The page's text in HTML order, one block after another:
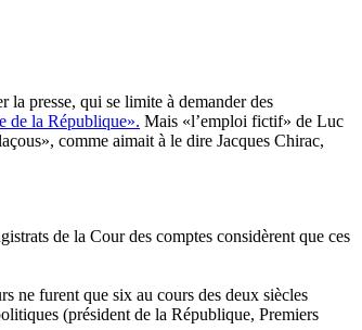
la presse, qui se limite à demander des
de la République». Mais «l’emploi fictif» de Luc
comme aimait à le dire Jacques Chirac,
de la Cour des comptes considèrent que ces
ne furent que six au cours des deux siècles
(président de la République, Premiers